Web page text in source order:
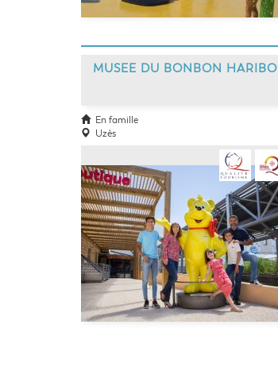
MUSEE DU BONBON HARIBO
En famille
Uzès